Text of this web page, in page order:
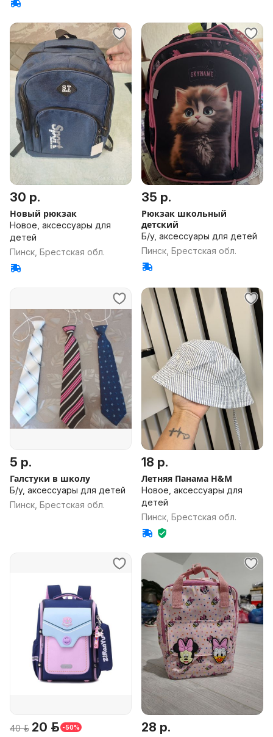
30 р.
Новый рюкзак
Новое, аксессуары для
детей
Пинск, Брестская обл.
35 р.
Рюкзак школьный
детский
Б/у, аксессуары для детей
Пинск, Брестская обл.
5 р.
Галстуки в школу
Б/у, аксессуары для детей
Пинск, Брестская обл.
18 р.
Летняя Панама H&M
Новое, аксессуары для
детей
Пинск, Брестская обл.
40 р. 20 р. -50% 28 р.